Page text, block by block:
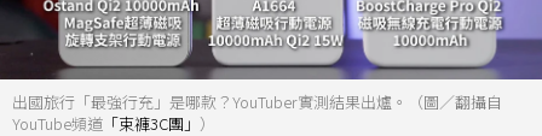
出國旅行「最強行充」是哪款？YouTuber實測結果出爐。（圖／翻攝自
YouTube頻道 「束褲3C團」 ）